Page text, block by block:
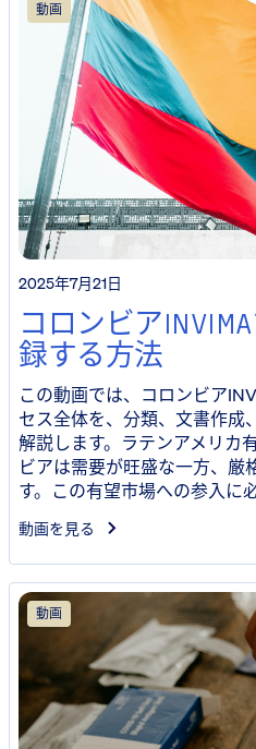
動画
2025年7月21日
コロンビア
録する方法
この動画では、コロンビア
セス全体を、分類、文書作成
解説します。ラテンアメリカ
ビアは需要が旺盛な一方、厳
す。この有望市場への参入に
動画を見る
動画